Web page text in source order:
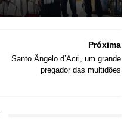
Próxima
Santo Ângelo d’Acri, um grande
pregador das multidões